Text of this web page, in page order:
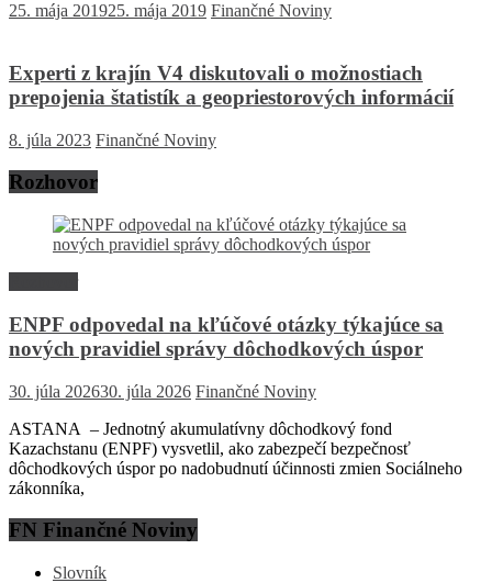
25. mája 201925. mája 2019 Finančné Noviny
Experti z krajín V4 diskutovali o možnostiach
prepojenia štatistík a geopriestorových informácií
8. júla 2023 Finančné Noviny
Rozhovor
ENPF odpovedal na kľúčové otázky týkajúce sa
nových pravidiel správy dôchodkových úspor
30. júla 202630. júla 2026 Finančné Noviny
ASTANA – Jednotný akumulatívny dôchodkový fond
Kazachstanu (ENPF) vysvetlil, ako zabezpečí bezpečnosť
dôchodkových úspor po nadobudnutí účinnosti zmien Sociálneho
zákonníka,
FN Finančné Noviny
Slovník